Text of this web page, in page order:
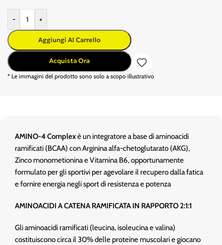
- +
Aggiungi Al Carrello
Acquista Ora
* Le immagini del prodotto sono solo a scopo illustrativo
AMINO-4 Complexè un integratore a base di aminoacidi
ramificati (BCAA) con Arginina alfa-chetoglutarato (AKG),
Zinco monometionina e Vitamina B6, opportunamente
formulato per gli sportivi per agevolare il recupero dalla fatica
e fornire energia negli sport di resistenza e potenza
AMINOACIDI A CATENA RAMIFICATA IN RAPPORTO 2:1:1
Gli aminoacidi ramificati (leucina, isoleucina e valina)
costituiscono circa il 30% delle proteine muscolari e giocano